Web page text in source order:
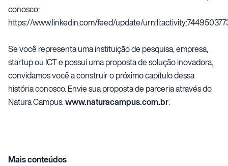
conosco:
https://www.linkedin.com/feed/update/
Se você representa uma instituição de pesquisa, empresa,
startup ou ICT e possui uma proposta de solução inovadora,
convidamos você a construir o próximo capítulo dessa
história conosco. Envie sua proposta de parceria através do
Natura Campus:www.naturacampus.com.br.
Mais conteúdos